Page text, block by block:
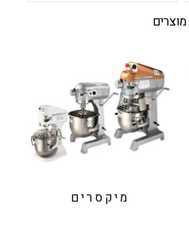
מיקסרים